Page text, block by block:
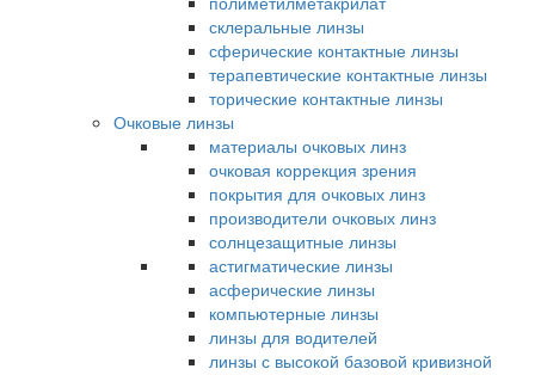
склеральные линзы
сферические контактные линзы
терапевтические контактные линзы
торические контактные линзы
Очковые линзы
материалы очковых линз
очковая коррекция зрения
покрытия для очковых линз
производители очковых линз
солнцезащитные линзы
астигматические линзы
асферические линзы
компьютерные линзы
линзы для водителей
линзы с высокой базовой кривизной